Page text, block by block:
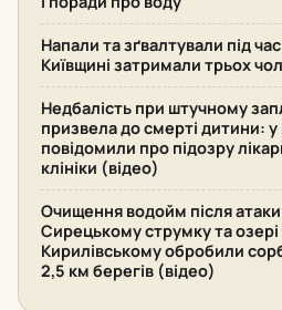
Напали та зґвалтували під
Київщині затримали трьох
Недбалість при штучному
призвела до смерті дитини: у
повідомили про підозру
клініки (відео)
Очищення водойм після атаки
Сирецькому струмку та озері
Кирилівському обробили
2,5 км берегів (відео)